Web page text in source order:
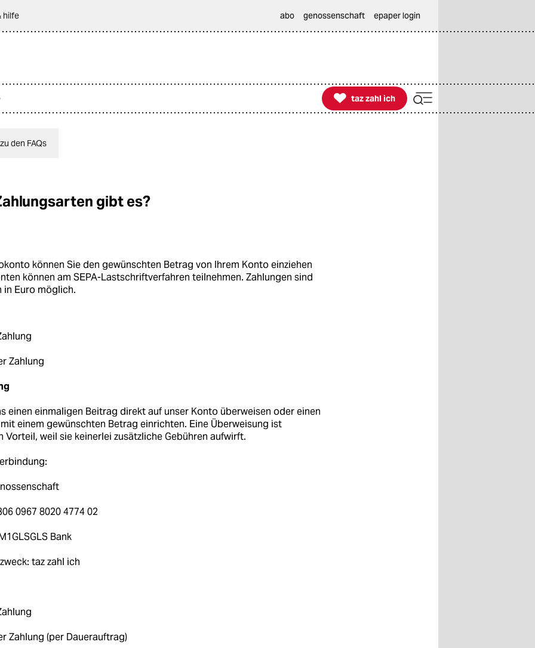
hilfe abo genossenschaft epaper login

taz zahl ich
taz zahl ich
den FAQs
gibt es?
können Sie den gewünschten Betrag von Ihrem Konto einziehen
können am SEPA-Lastschriftverfahren teilnehmen. Zahlungen sind
in Euro möglich.
Zahlung
einen einmaligen Beitrag direkt auf unser Konto überweisen oder einen
einem gewünschten Betrag einrichten. Eine Überweisung ist
Vorteil, weil sie keinerlei zusätzliche Gebühren aufwirft.
0967 8020 4774 02
Bank
taz zahl ich
Zahlung (per Dauerauftrag)